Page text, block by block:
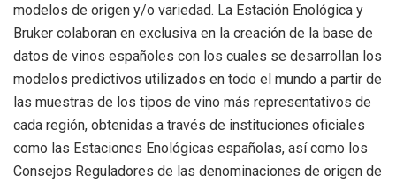
modelos de origen y/o variedad. La Estación Enológica y
Bruker colaboran en exclusiva en la creación de la base de
datos de vinos españoles con los cuales se desarrollan los
modelos predictivos utilizados en todo el mundo a partir de
las muestras de los tipos de vino más representativos de
cada región, obtenidas a través de instituciones oficiales
como las Estaciones Enológicas españolas, así como los
Consejos Reguladores de las denominaciones de origen de